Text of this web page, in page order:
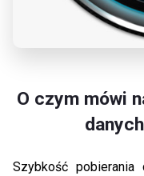
O czym mówi
Szybkość